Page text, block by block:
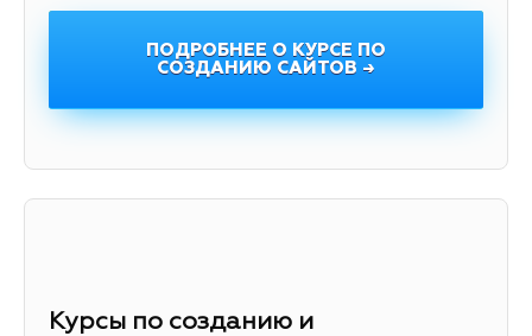
ПОДРОБНЕЕ О КУРСЕ ПО
СОЗДАНИЮ САЙТОВ →
Курсы по созданию и